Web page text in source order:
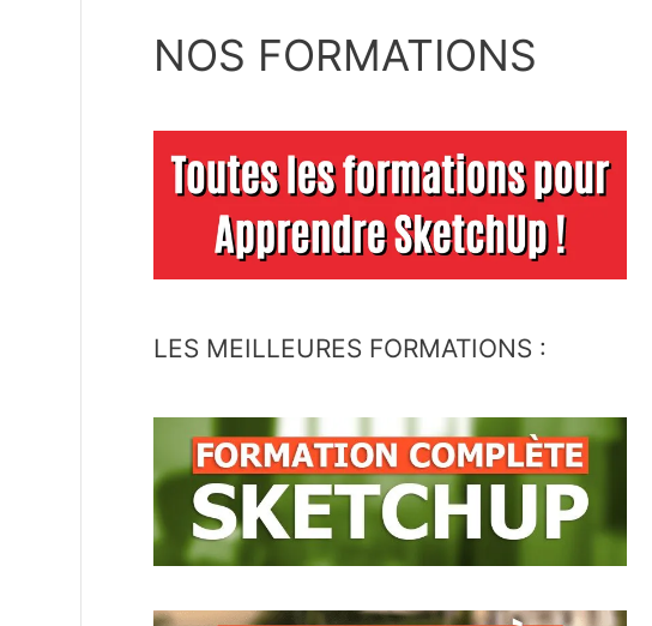
NOS FORMATIONS
LES MEILLEURES FORMATIONS :